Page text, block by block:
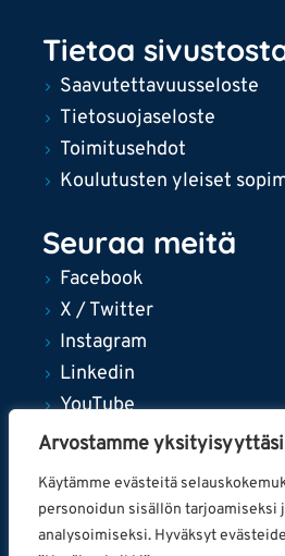
Arvostamme yksityisyyttäsi
Käytämme evästeitä
personoidun sisällön tarjoamiseksi
analysoimiseksi. Hyväksyt
Tietoa
Saavutettavuusseloste
Tietosuojaseloste
Toimitusehdot
Koulutusten yleiset
Seuraa meitä
Facebook
X / Twitter
Instagram
Linkedin
YouTube
© 2024 Tampereen kaupunki